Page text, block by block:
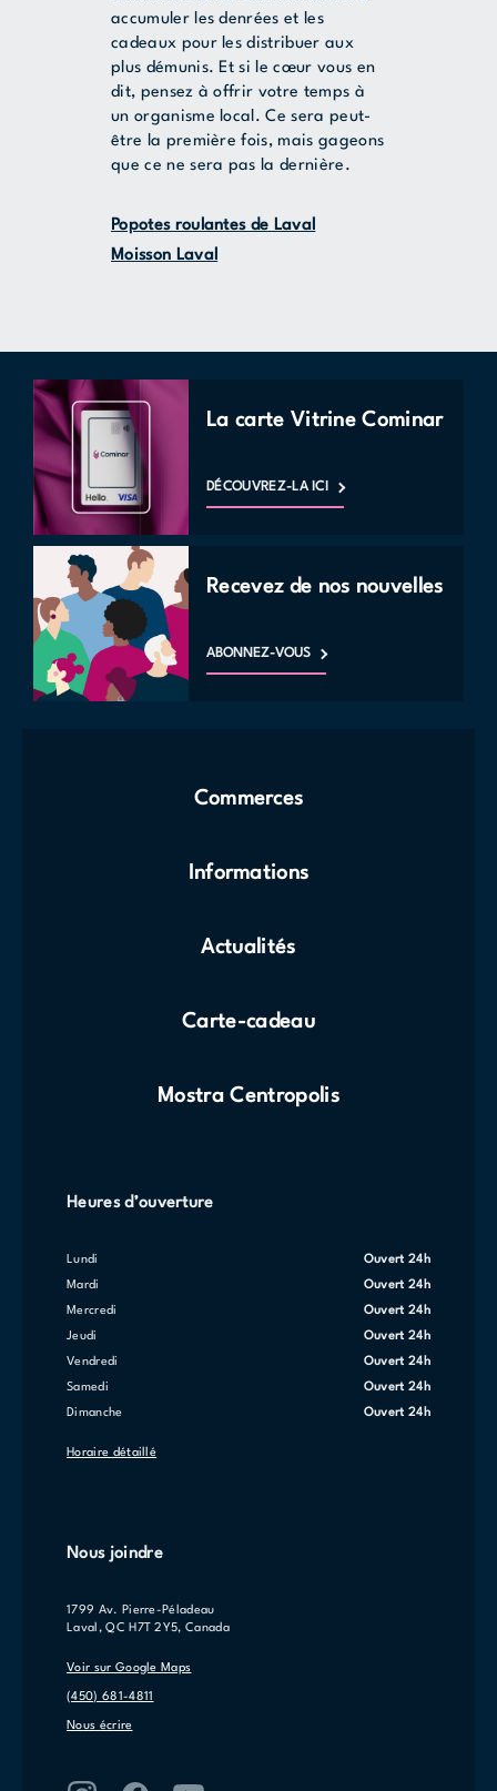
accumuler les denrées et les
cadeaux pour les distribuer aux
plus démunis. Et si le cœur vous en
dit, pensez à offrir votre temps à
un organisme local. Ce sera peut-
être la première fois, mais gageons
que ce ne sera pas la dernière.
Popotes roulantes de Laval
Moisson Laval
La carte Vitrine Cominar
DÉCOUVREZ-LA ICI
Recevez de nos nouvelles
ABONNEZ-VOUS
Commerces
Informations
Actualités
Carte-cadeau
Mostra Centropolis
Heures d’ouverture
lundi Ouvert 24h
mardi Ouvert 24h
mercredi Ouvert 24h
jeudi Ouvert 24h
vendredi Ouvert 24h
samedi Ouvert 24h
dimanche Ouvert 24h
Horaire détaillé
Nous joindre
1799 Av. Pierre-Péladeau
Laval, QC H7T 2Y5, Canada
Voir sur Google Maps
(450) 681-4811
Nous écrire